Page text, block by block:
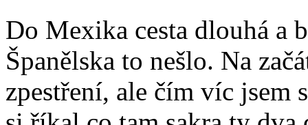
Do Mexika cesta dlouhá a
Španělska to nešlo. Na
zpestření, ale čím víc jsem